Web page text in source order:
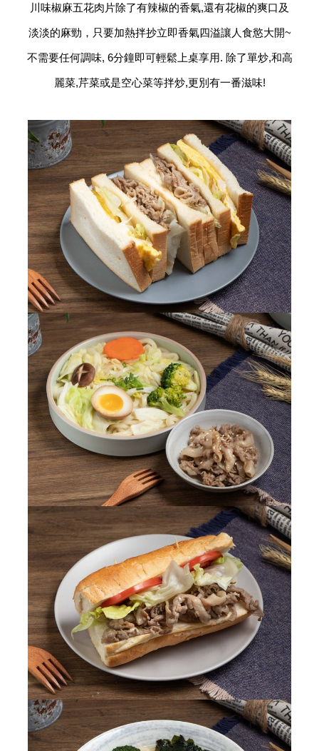
川味椒麻五花肉片除了有辣椒的香氣,還有花椒的爽口及
淡淡的麻勁，只要加熱拌抄立即香氣四溢讓人食慾大開~
不需要任何調味, 6分鐘即可輕鬆上桌享用. 除了單炒,和高
麗菜,芹菜或是空心菜等拌炒,更別有一番滋味!